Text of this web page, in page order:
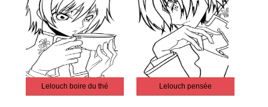
Lelouch boire du thé Lelouch pensée